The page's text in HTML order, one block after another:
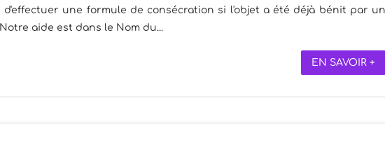
d'effectuer une formule de consécration si l'objet a été déjà bénit par
aide est dans le Nom du...
EN SAVOIR +